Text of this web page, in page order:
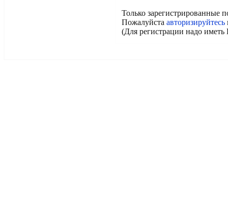
Только зарегистрированные
Пожалуйста авторизируйтесь
(Для регистрации надо